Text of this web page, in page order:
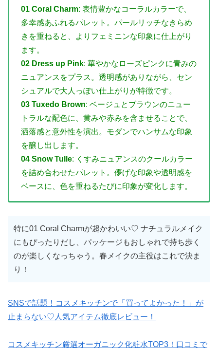
01 Coral Charm: 表情豊かなコーラルカラーで、
多幸感あふれるパレット。パールリッチなきらめ
きを重ねると、よりフェミニンな印象に仕上がり
ます。
02 Dress up Pink: 華やかなローズピンクに青みの
ニュアンスをプラス。透明感がありながら、セン
シュアルで大人っぽい仕上がりが特徴です。
03 Tuxedo Brown: ベージュとブラウンのニュー
トラルな配色に、黄みや赤みを含ませることで、
洒落感と意外性を演出。モダンでハンサムな印象
を醸し出します。
04 Snow Tulle: くすみニュアンスのクールカラー
を詰め合わせたパレット。儚げな印象や透明感を
ベースに、色を重ねるたびに印象が変化します。
特に01 Coral Charmが超かわいい♡ ナチュラルメイク
にもぴったりだし、パッケージもおしゃれで持ち歩く
のが楽しくなっちゃう。春メイクの主役はこれで決ま
り！
SNSで話題！コスメキッチンで「買ってよかった！」が
止まらない♡人気アイテム徹底レビュー！
コスメキッチン厳選オーガニック化粧水TOP3！口コミで